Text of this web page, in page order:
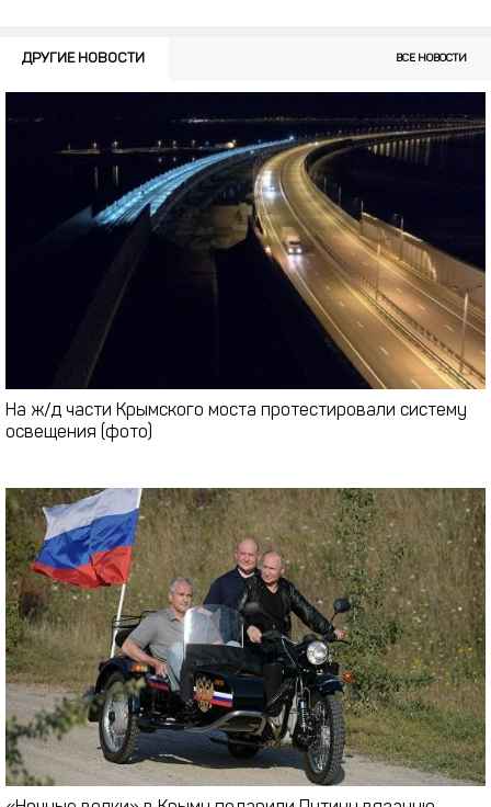
На ж/д части Крымского моста протестировали систему
освещения (фото)
ДРУГИЕ НОВОСТИ ВСЕ НОВОСТИ